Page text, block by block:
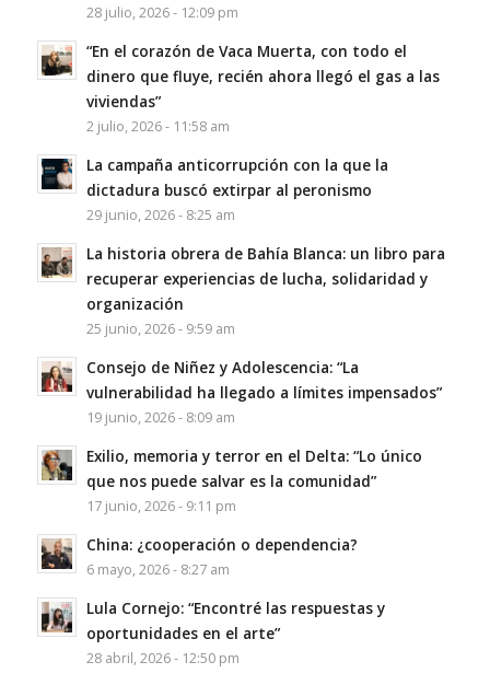
28 julio, 2026 - 12:09 pm
“En el corazón de Vaca Muerta, con todo el
dinero que fluye, recién ahora llegó el gas a las
viviendas”
2 julio, 2026 - 11:58 am
La campaña anticorrupción con la que la
dictadura buscó extirpar al peronismo
29 junio, 2026 - 8:25 am
La historia obrera de Bahía Blanca: un libro para
recuperar experiencias de lucha, solidaridad y
organización
25 junio, 2026 - 9:59 am
Consejo de Niñez y Adolescencia: “La
vulnerabilidad ha llegado a límites impensados”
19 junio, 2026 - 8:09 am
Exilio, memoria y terror en el Delta: “Lo único
que nos puede salvar es la comunidad”
17 junio, 2026 - 9:11 pm
China: ¿cooperación o dependencia?
6 mayo, 2026 - 8:27 am
Lula Cornejo: “Encontré las respuestas y
oportunidades en el arte”
28 abril, 2026 - 12:50 pm